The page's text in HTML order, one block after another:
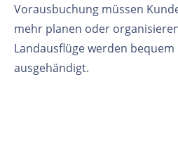
Vorausbuchung müssen
mehr planen oder
Landausflüge werden
ausgehändigt.